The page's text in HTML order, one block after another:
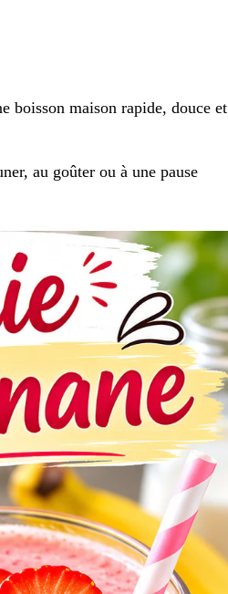
boisson maison rapide, douce et
au goûter ou à une pause